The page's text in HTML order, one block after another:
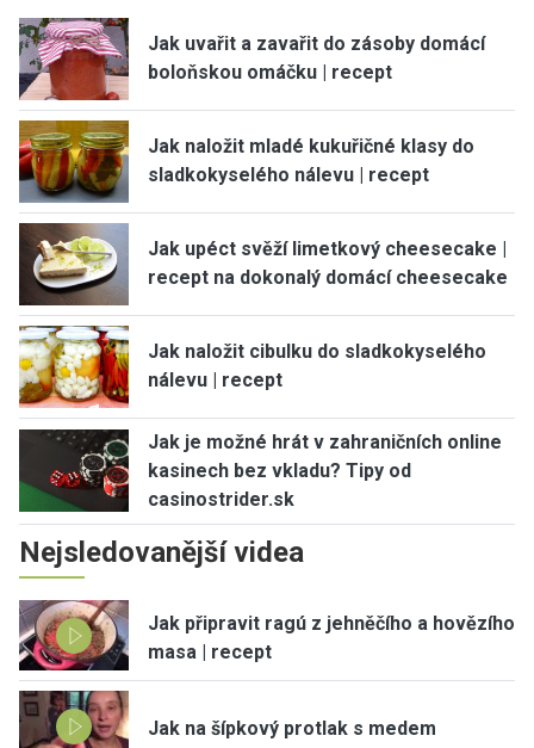
Jak uvařit a zavařit do zásoby domácí
boloňskou omáčku | recept
Jak naložit mladé kukuřičné klasy do
sladkokyselého nálevu | recept
Jak upéct svěží limetkový cheesecake |
recept na dokonalý domácí cheesecake
Jak naložit cibulku do sladkokyselého
nálevu | recept
Jak je možné hrát v zahraničních online
kasinech bez vkladu? Tipy od
casinostrider.sk
Nejsledovanější videa
Jak připravit ragú z jehněčího a hovězího
masa | recept
Jak na šípkový protlak s medem